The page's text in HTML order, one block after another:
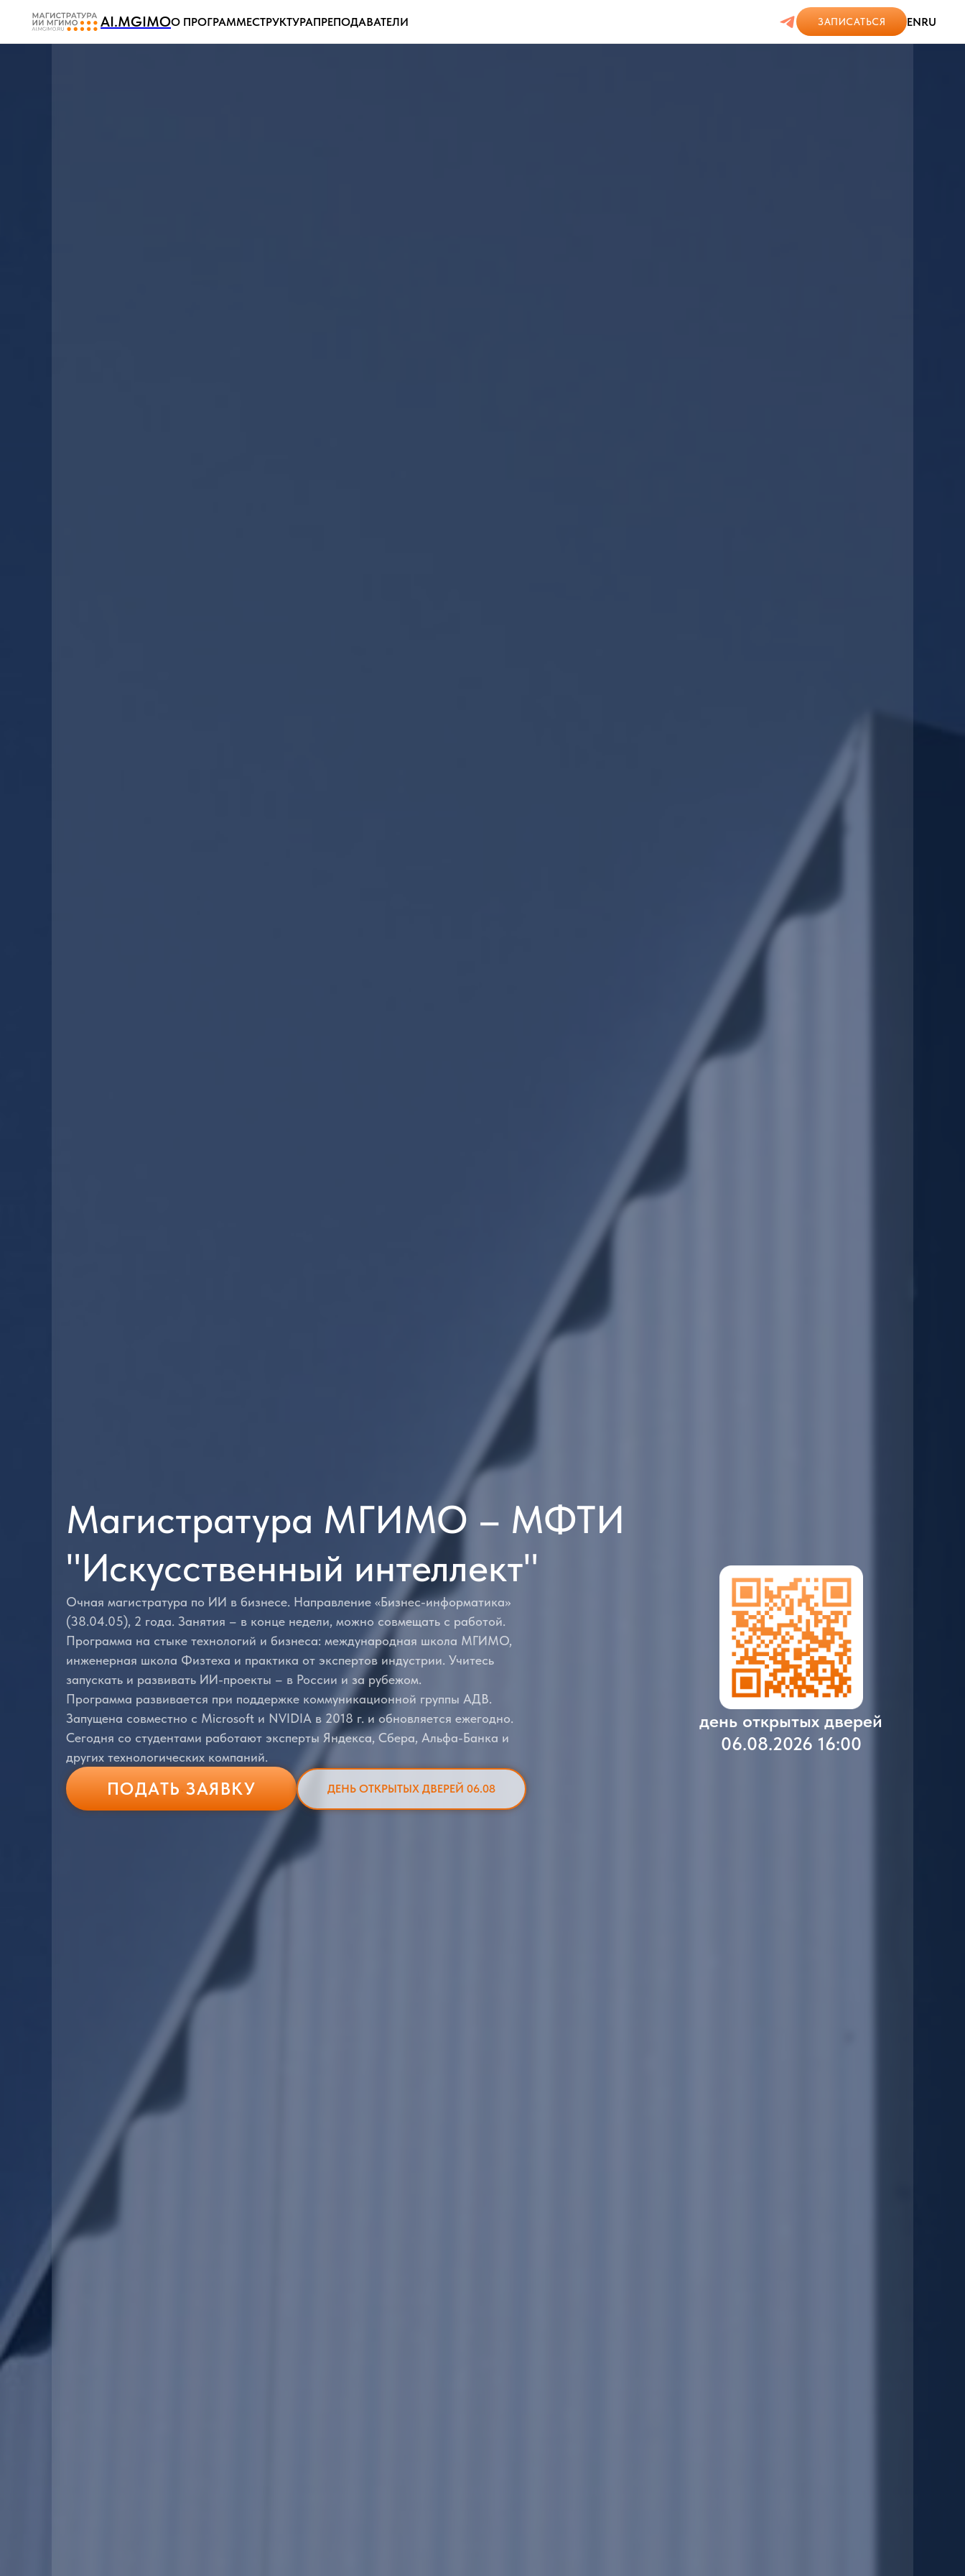
AI.MGIMOО ПРОГРАММЕСТРУКТУРАПРЕПОДАВАТЕЛИ ЗАПИСАТЬСЯ ENRU
Магистратура МГИМО – МФТИ
"Искусственный интеллект"
Очная магистратура по ИИ в бизнесе. Направление «Бизнес-информатика»
(38.04.05), 2 года. Занятия – в конце недели, можно совмещать с работой.
Программа на стыке технологий и бизнеса: международная школа МГИМО,
инженерная школа Физтеха и практика от экспертов индустрии. Учитесь
запускать и развивать ИИ-проекты – в России и за рубежом.
Программа развивается при поддержке коммуникационной группы АДВ.
Запущена совместно с Microsoft и NVIDIA в 2018 г. и обновляется ежегодно.
Сегодня со студентами работают эксперты Яндекса, Сбера, Альфа-Банка и
других технологических компаний.
ПОДАТЬ ЗАЯВКУ ДЕНЬ ОТКРЫТЫХ ДВЕРЕЙ 06.08
день открытых дверей
06.08.2026 16:00